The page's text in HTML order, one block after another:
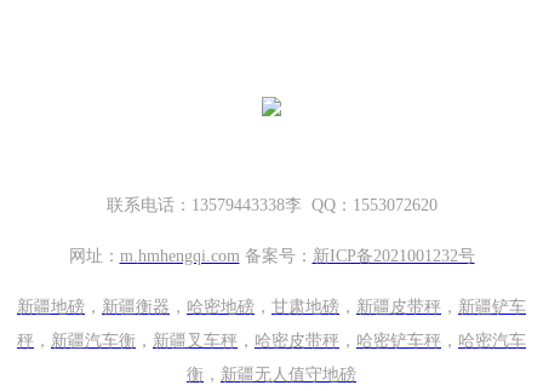
联系电话：13579443338李 QQ：1553072620
网址： m. hmhengqi.com 备案号： 新ICP备2021001232号
新疆地磅 ， 新疆衡器 ， 哈密地磅 ， 甘肃地磅 ， 新疆皮带秤 ， 新疆铲车
秤 ， 新疆汽车衡 ， 新疆叉车秤 ， 哈密皮带秤 ， 哈密铲车秤 ， 哈密汽车
衡 ， 新疆无人值守地磅